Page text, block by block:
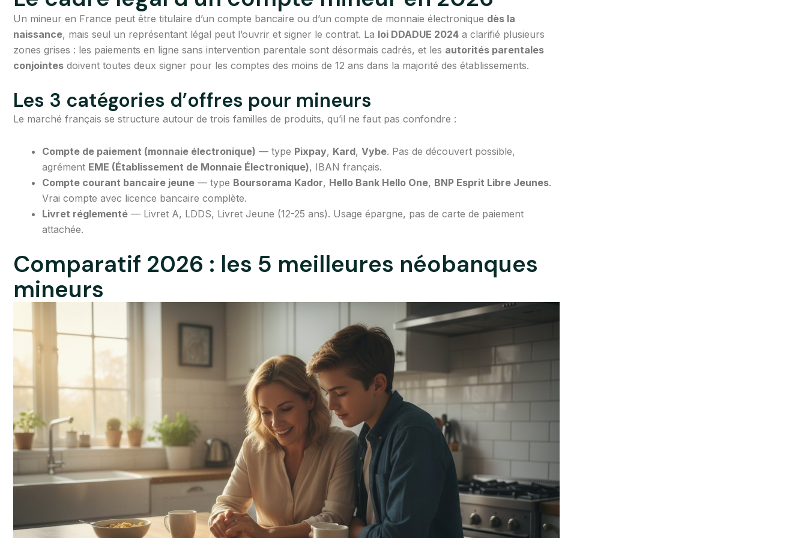
Un mineur en France peut être titulaire d’un compte bancaire ou d’un compte de monnaie électronique dès la
naissance, mais seul un représentant légal peut l’ouvrir et signer le contrat. La loi DDADUE 2024 a clarifié plusieurs
zones grises : les paiements en ligne sans intervention parentale sont désormais cadrés, et les autorités parentales
conjointes doivent toutes deux signer pour les comptes des moins de 12 ans dans la majorité des établissements.
Les 3 catégories d’offres pour mineurs
Le marché français se structure autour de trois familles de produits, qu’il ne faut pas confondre :
Compte de paiement (monnaie électronique) — type Pixpay, Kard, Vybe. Pas de découvert possible,
agrément EME (Établissement de Monnaie Électronique), IBAN français.
Compte courant bancaire jeune — type Boursorama Kador, Hello Bank Hello One, BNP Esprit Libre Jeunes.
Vrai compte avec licence bancaire complète.
Livret réglementé — Livret A, LDDS, Livret Jeune (12-25 ans). Usage épargne, pas de carte de paiement
attachée.
Comparatif 2026 : les 5 meilleures néobanques
mineurs